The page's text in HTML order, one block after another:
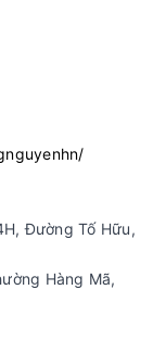
Đường Tố Hữu,
Hàng Mã,